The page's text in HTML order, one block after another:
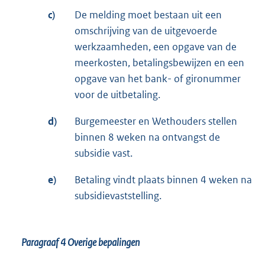
c)
De melding moet bestaan uit een
omschrijving van de uitgevoerde
werkzaamheden, een opgave van de
meerkosten, betalingsbewijzen en een
opgave van het bank- of gironummer
voor de uitbetaling.
d)
Burgemeester en Wethouders stellen
binnen 8 weken na ontvangst de
subsidie vast.
e)
Betaling vindt plaats binnen 4 weken na
subsidievaststelling.
Paragraaf 4Overige bepalingen